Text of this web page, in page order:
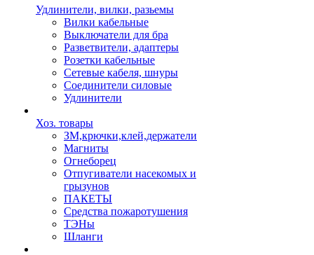
Удлинители, вилки, разьемы
Вилки кабельные
Выключатели для бра
Разветвители, адаптеры
Розетки кабельные
Сетевые кабеля, шнуры
Соединители силовые
Удлинители
Хоз. товары
ЗМ,крючки,клей,держатели
Магниты
Огнеборец
Отпугиватели насекомых и
грызунов
ПАКЕТЫ
Средства пожаротушения
ТЭНы
Шланги